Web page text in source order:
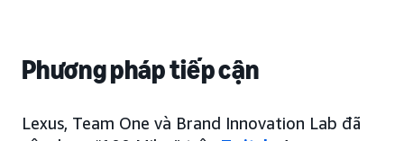
Phương pháp tiếp cận
Lexus, Team One và Brand Innovation Lab đã